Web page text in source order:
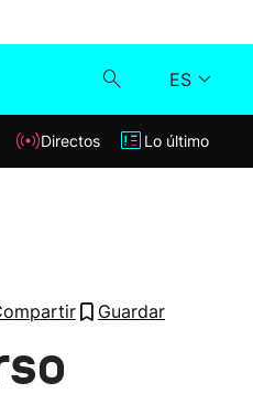
ES
Klisk
Directos Lo último
Guardar